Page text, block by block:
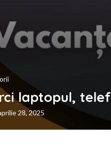
laptopul,
28, 2025